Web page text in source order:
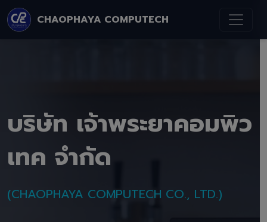
CHAOPHAYA COMPUTECH
บริษัท เจ้าพระยาคอมพิว
เทค จำกัด
(CHAOPHAYA COMPUTECH CO., LTD.)